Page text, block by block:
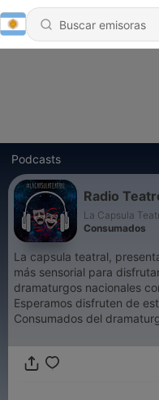
Podcasts
Radio
La Capsula
Consumados
La capsula teatral, presenta. Ciclo de radio teatro, un
más sensorial para
dramaturgos nacionales
Esperamos disfruten de
Consumados del
pueden encontrar en